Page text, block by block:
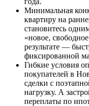
Минимальная
квартиру на
становитесь
«новое,
результате —
фиксированной
Гибкие условия
покупателей в
сделки с
нагрузку. А
переплаты по